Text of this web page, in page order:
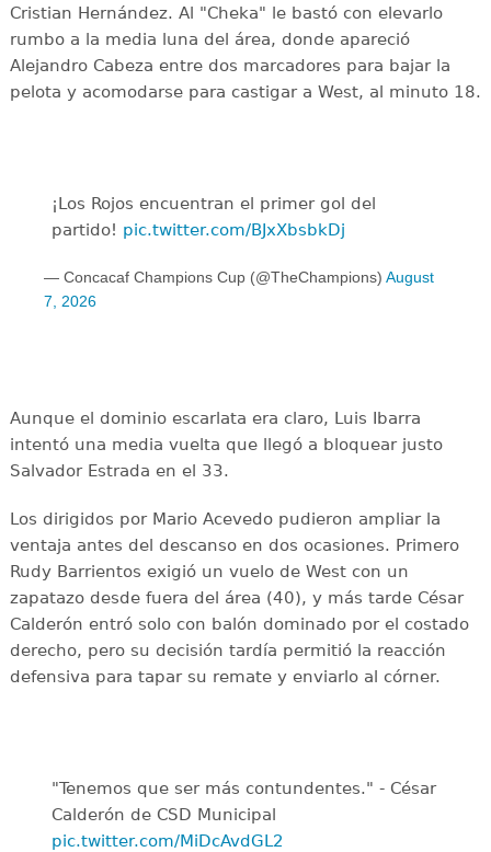
Cristian Hernández. Al "Cheka" le bastó con elevarlo
rumbo a la media luna del área, donde apareció
Alejandro Cabeza entre dos marcadores para bajar la
pelota y acomodarse para castigar a West, al minuto 18.
¡Los Rojos encuentran el primer gol del
partido! pic.twitter.com/BJxXbsbkDj
— Concacaf Champions Cup (@TheChampions) August
7, 2026
Aunque el dominio escarlata era claro, Luis Ibarra
intentó una media vuelta que llegó a bloquear justo
Salvador Estrada en el 33.
Los dirigidos por Mario Acevedo pudieron ampliar la
ventaja antes del descanso en dos ocasiones. Primero
Rudy Barrientos exigió un vuelo de West con un
zapatazo desde fuera del área (40), y más tarde César
Calderón entró solo con balón dominado por el costado
derecho, pero su decisión tardía permitió la reacción
defensiva para tapar su remate y enviarlo al córner.
"Tenemos que ser más contundentes." - César
Calderón de CSD Municipal ️
pic.twitter.com/MiDcAvdGL2